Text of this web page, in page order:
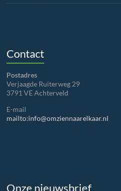
Contact
Postadres
Verjaagde Ruiterweg 29
3791 VE Achterveld
E-mail
mailto:info@omziennaarelkaar.nl
Onze nieuwsbrief